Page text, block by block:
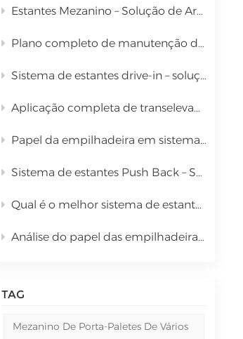
العربية
português
中文
русский
Estantes Mezanino – Solução de Armazenamento Vertical em Vários Níveis
Plano completo de manutenção diária para sistema automatizado de armazenamento e recuperação de guindastes empilhadores.
Sistema de estantes drive-in – solução de armazenamento de paletes a granel de alta densidade
Aplicação completa de transelevadores em sistemas automatizados de armazenagem e recuperação (AS/RS)
Papel da empilhadeira em sistemas AS/RS (Automated Storage and Retrieval System) e análise completa de custos.
Sistema de estantes Push Back – Solução de armazenamento de alta densidade com carrinhos de gravidade
Qual é o melhor sistema de estantes de alta densidade para armazenar grandes quantidades de paletes? | Estantes Drive-In Kingmore
Análise do papel das empilhadeiras em sistemas automatizados de armazenagem e recuperação (AS/RS)
TAG
Mezanino De Porta-Paletes De Vários